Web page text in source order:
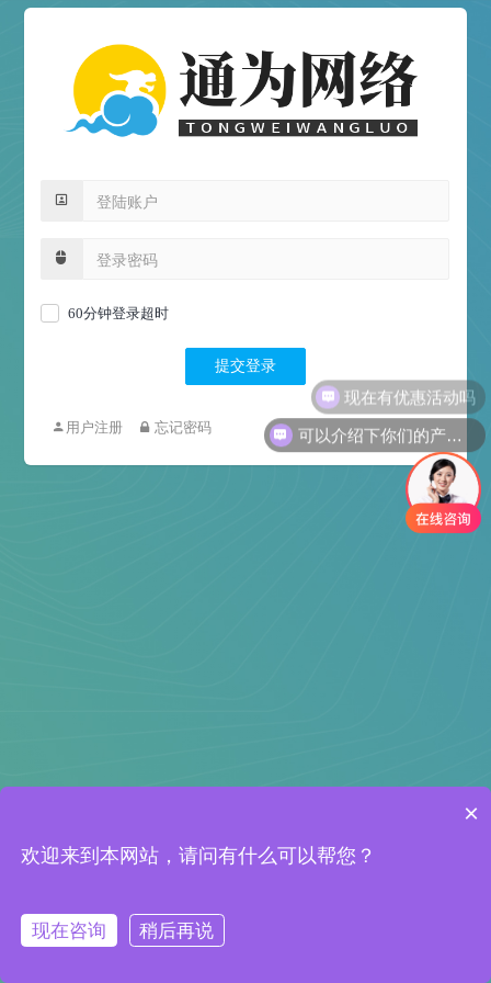
60分钟登录超时
提交登录
用户注册 忘记密码 可以介绍下你们的产品么
现在有优惠活动吗
×
欢迎来到本网站，请问有什么可以帮您？
现在咨询 稍后再说